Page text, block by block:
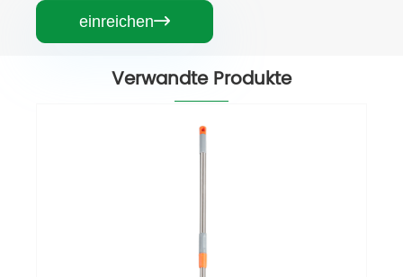
einreichen
Verwandte Produkte